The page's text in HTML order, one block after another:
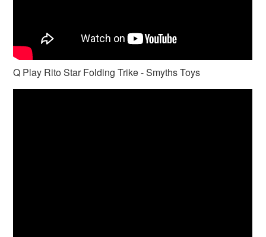
Q Play Rito Star Folding Trike - Smyths Toys